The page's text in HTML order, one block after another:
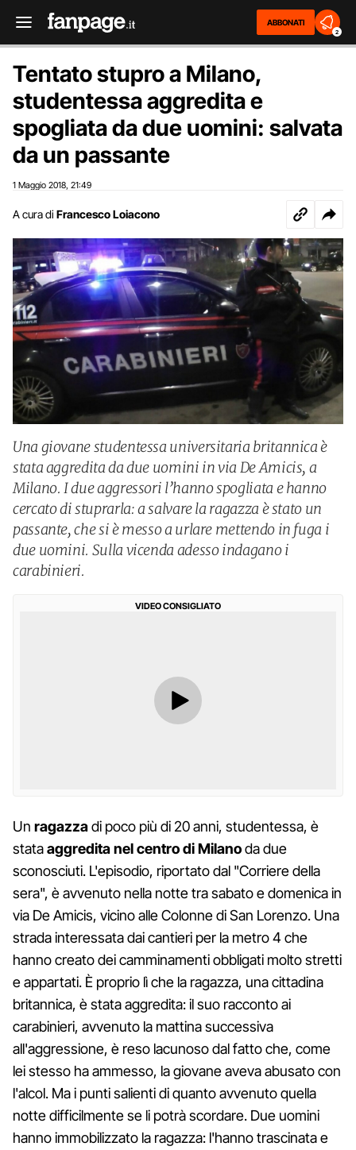
ABBONATI
2
Tentato stupro a Milano,
studentessa aggredita e
spogliata da due uomini: salvata
da un passante
1 Maggio 2018 21:49
A cura di Francesco Loiacono
Una giovane studentessa universitaria britannica è
stata aggredita da due uomini in via De Amicis, a
Milano. I due aggressori l’hanno spogliata e hanno
cercato di stuprarla: a salvare la ragazza è stato un
passante, che si è messo a urlare mettendo in fuga i
due uomini. Sulla vicenda adesso indagano i
carabinieri.
VIDEO CONSIGLIATO
Un ragazzadi poco più di 20 anni, studentessa, è
stataaggredita nel centro di Milanoda due
sconosciuti. L'episodio, riportato dal "Corriere della
sera", è avvenuto nella notte tra sabato e domenica in
via De Amicis, vicino alle Colonne di San Lorenzo. Una
strada interessata dai cantieri per la metro 4 che
hanno creato dei camminamenti obbligati molto stretti
e appartati. È proprio lì che la ragazza, una cittadina
britannica, è stata aggredita: il suo racconto ai
carabinieri, avvenuto la mattina successiva
all'aggressione, è reso lacunoso dal fatto che, come
lei stesso ha ammesso, la giovane aveva abusato con
l'alcol. Ma i punti salienti di quanto avvenuto quella
notte difficilmente se li potrà scordare. Due uomini
hanno immobilizzato la ragazza: l'hanno trascinata e